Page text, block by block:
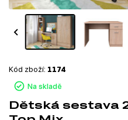
Na skladě
Kód zboží: 1174
Dětská sestava